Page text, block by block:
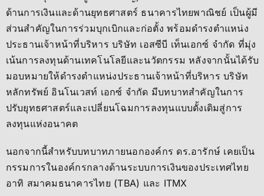
ด้านการเงินและด้านยุทธศาสตร์ ธนาคารไทยพาณิชย์ เป็นผู้มี
ส่วนสำคัญในการร่วมบุกเบิกและก่อตั้ง พร้อมดำรงตำแหน่ง
ประธานเจ้าหน้าที่บริหาร บริษัท เอสซีบี เท็นเอกซ์ จำกัด ที่มุ่ง
เน้นการลงทุนด้านเทคโนโลยีและนวัตกรรม หลังจากนั้นได้รับ
มอบหมายให้ดำรงตำแหน่งประธานเจ้าหน้าที่บริหาร บริษัท
หลักทรัพย์ อินโนเวสท์ เอกซ์ จำกัด มีบทบาทสำคัญในการ
ปรับยุทธศาสตร์และเปลี่ยนโฉมการลงทุนแบบดั้งเดิมสู่การ
ลงทุนแห่งอนาคต
นอกจากนี้สำหรับบทบาทภายนอกองค์กร ดร.อารักษ์ เคยเป็น
กรรมการในองค์กรกลางด้านระบบการเงินของประเทศไทย
อาทิ สมาคมธนาคารไทย (TBA) และ ITMX